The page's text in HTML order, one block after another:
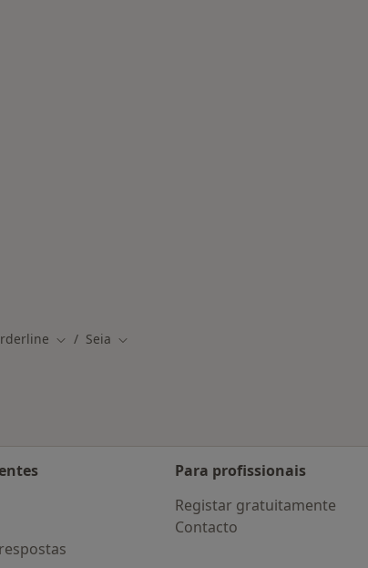
Mudar de cidade
Seia Mudar de cidade
Para profissionais
Registar gratuitamente
Contacto